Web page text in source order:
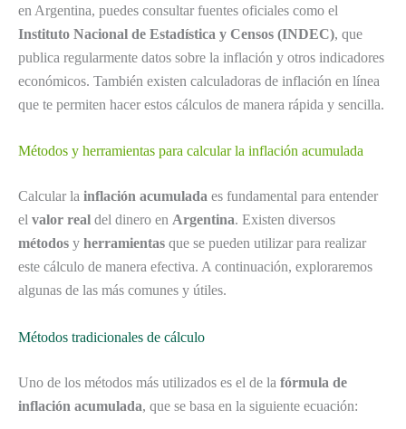
en Argentina, puedes consultar fuentes oficiales como el
Instituto Nacional de Estadística y Censos (INDEC), que
publica regularmente datos sobre la inflación y otros indicadores
económicos. También existen calculadoras de inflación en línea
que te permiten hacer estos cálculos de manera rápida y sencilla.
Métodos y herramientas para calcular la inflación acumulada
Calcular la inflación acumulada es fundamental para entender
el valor real del dinero en Argentina. Existen diversos
métodos y herramientas que se pueden utilizar para realizar
este cálculo de manera efectiva. A continuación, exploraremos
algunas de las más comunes y útiles.
Métodos tradicionales de cálculo
Uno de los métodos más utilizados es el de la fórmula de
inflación acumulada, que se basa en la siguiente ecuación: